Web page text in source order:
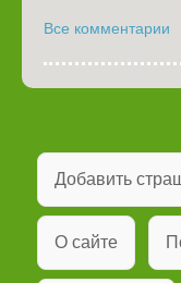
Все комментарии
Добавить
О сайте